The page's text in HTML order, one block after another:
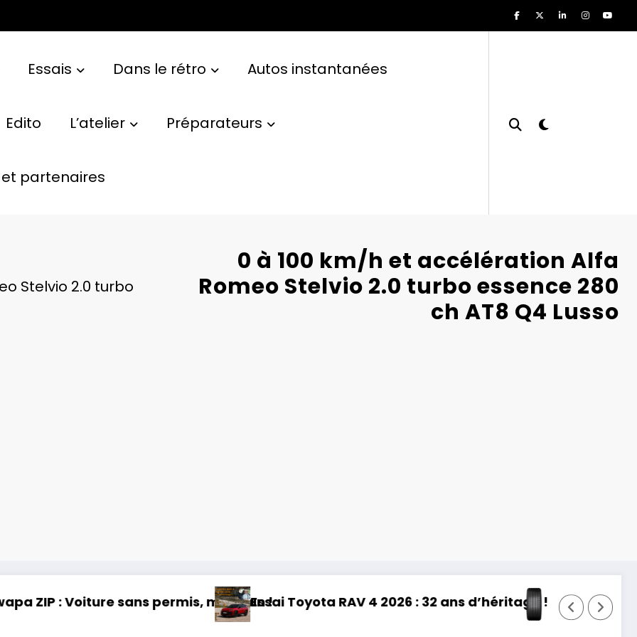
Essais Dans le rétro Autos instantanées
Edito L’atelier Préparateurs
partenaires
Stelvio 2.0 turbo
0 à 100 km/h et accélération Alfa
Romeo Stelvio 2.0 turbo essence 280
ch AT8 Q4 Lusso
fun !
Essai Toyota RAV 4 2026 : 32 ans d’héritage ! Bridgestone Potenza Sport EVO : élu “Pneus